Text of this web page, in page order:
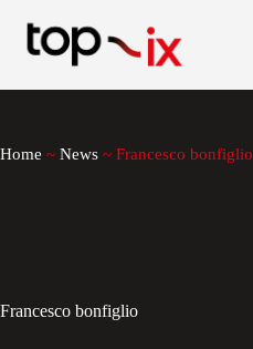
contenuto
Home ~ News ~ Francesco bonfiglio
Francesco bonfiglio